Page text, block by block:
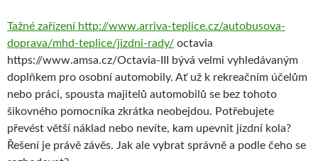
Tažné zařízení http://www.arriva-teplice.cz/autobusova-
doprava/mhd-teplice/jizdni-rady/ octavia
https://www.amsa.cz/Octavia-III bývá velmi vyhledávaným
doplňkem pro osobní automobily. Ať už k rekreačním účelům
nebo práci, spousta majitelů automobilů se bez tohoto
šikovného pomocníka zkrátka neobejdou. Potřebujete
převést větší náklad nebo nevíte, kam upevnit jízdní kola?
Řešení je právě závěs. Jak ale vybrat správně a podle čeho se